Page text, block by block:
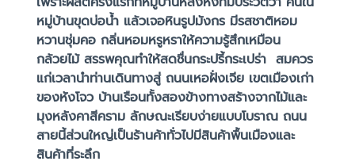
หมู่บ้านขุดบ่อน้ำ แล้วเจอหินรูปมังกร มีรสชาติหอม
หวานชุ่มคอ กลิ่นหอมหรูหราให้ความรู้สึกเหมือน
กล้วยไม้ สรรพคุณทำให้สดชื่นกระปรี้กระเปร่า สมควร
แก่เวลานำท่านเดินทางสู่ ถนนเหอฝั่งเจีย เขตเมืองเก่า
ของหังโจว บ้านเรือนทั้งสองข้างทางสร้างจากไม้และ
มุงหลังคาสีคราม ลักษณะเรียบง่ายแบบโบราณ ถนน
สายนี้ส่วนใหญ่เป็นร้านค้าทั่วไปมีสินค้าพื้นเมืองและ
สินค้าที่ระลึก